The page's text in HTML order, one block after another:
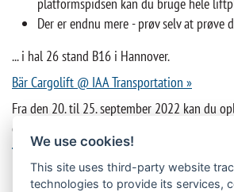
Der er endnu mere - prøv selv at prøve
... i hal 26 stand B16 i Hannover.
Bär Cargolift @ IAA Transportation »
Fra den 20. til 25. september 2022 kan du
og innovationer - vi glæder os til dit besøg!
TAGS
We use cookies!
This site uses third-party website
technologies to provide its services,